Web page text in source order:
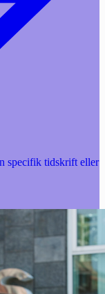
specifik tidskrift eller